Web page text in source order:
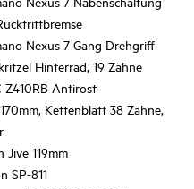
Nexus 7 Gang Drehgriff
Hinterrad, 19 Zähne
Z410RB Antirost
Kettenblatt 38 Zähne,
Jive 119mm
SP-811